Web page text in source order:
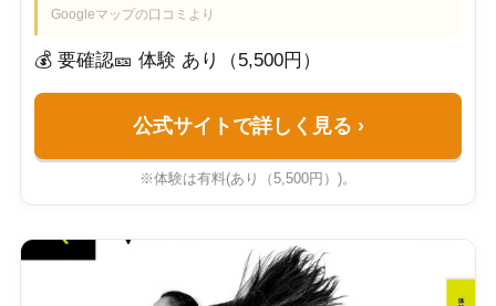
Googleマップの口コミより
💰 要確認🎫 体験 あり（5,500円）
公式サイトで詳しく見る ›
※体験は有料(あり（5,500円）)。